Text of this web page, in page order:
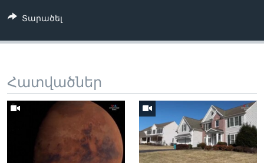
Տարածել
Հատվածներ